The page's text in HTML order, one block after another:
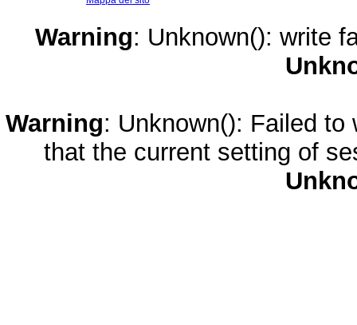
Warning: Unknown(): write
Warning: Unknown(): Failed
that the current setting of